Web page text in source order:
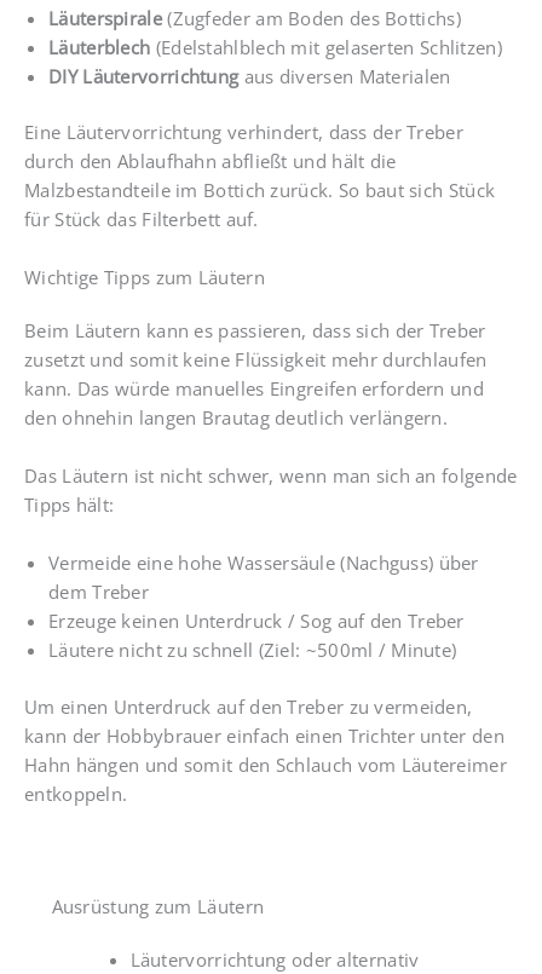
Läuterspirale(Zugfeder am Boden des Bottichs)
Läuterblech (Edelstahlblech mit gelaserten Schlitzen)
DIY Läutervorrichtungaus diversen Materialen
Eine Läutervorrichtung verhindert, dass der Treber
durch den Ablaufhahn abfließt und hält die
Malzbestandteile im Bottich zurück. So baut sich Stück
für Stück das Filterbett auf.
Wichtige Tipps zum Läutern
Beim Läutern kann es passieren, dass sich der Treber
zusetzt und somit keine Flüssigkeit mehr durchlaufen
kann. Das würde manuelles Eingreifen erfordern und
den ohnehin langen Brautag deutlich verlängern.
Das Läutern ist nicht schwer, wenn man sich an folgende
Tipps hält:
Vermeide eine hohe Wassersäule (Nachguss) über
dem Treber
Erzeuge keinen Unterdruck / Sog auf den Treber
Läutere nicht zu schnell (Ziel: ~500ml / Minute)
Um einen Unterdruck auf den Treber zu vermeiden,
kann der Hobbybrauer einfach einen Trichter unter den
Hahn hängen und somit den Schlauch vom Läutereimer
entkoppeln.
Ausrüstung zum Läutern
Läutervorrichtung oder alternativ